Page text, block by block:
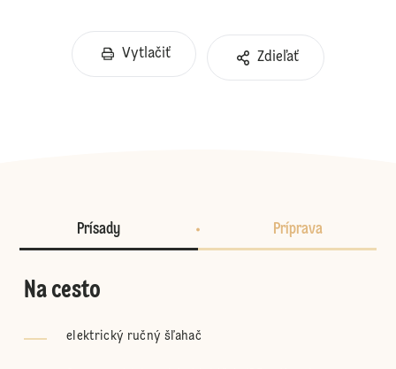
Vytlačiť Zdieľať
Prísady Príprava
Na cesto
elektrický ručný šľahač